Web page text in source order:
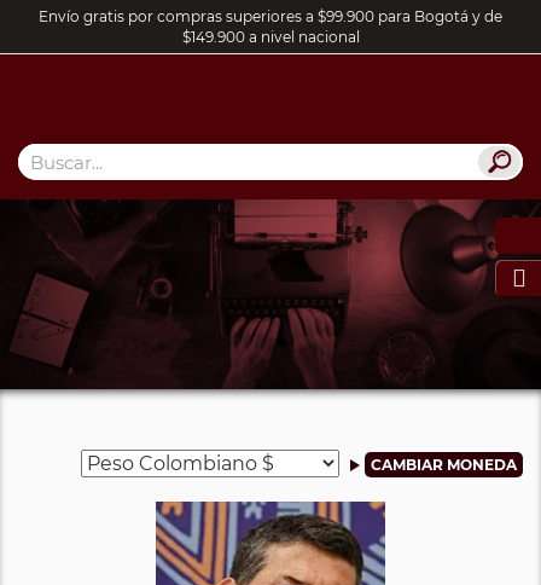
Envío gratis por compras superiores a $99.900 para Bogotá y de
$149.900 a nivel nacional
